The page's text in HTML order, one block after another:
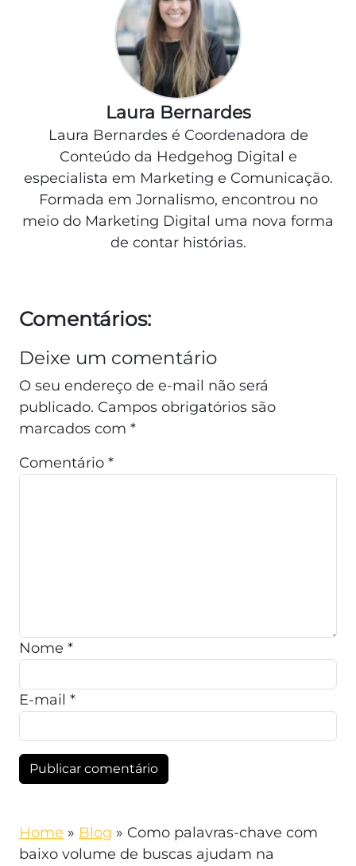
Laura Bernardes
Laura Bernardes é Coordenadora de
Conteúdo da Hedgehog Digital e
especialista em Marketing e Comunicação.
Formada em Jornalismo, encontrou no
meio do Marketing Digital uma nova forma
de contar histórias.
Comentários:
Deixe um comentário
O seu endereço de e-mail não será
publicado. Campos obrigatórios são
marcados com *
Comentário *
Nome *
E-mail *
Home » Blog » Como palavras-chave com
baixo volume de buscas ajudam na